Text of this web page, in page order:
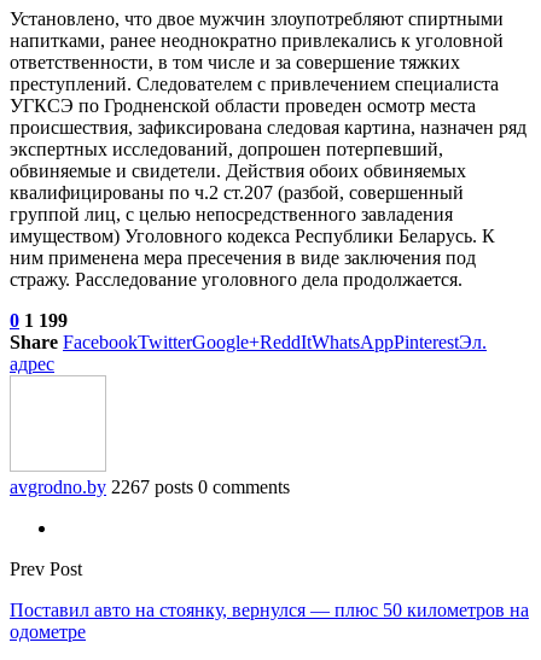
Установлено, что двое мужчин злоупотребляют спиртными
напитками, ранее неоднократно привлекались к уголовной
ответственности, в том числе и за совершение тяжких
преступлений. Следователем с привлечением специалиста
УГКСЭ по Гродненской области проведен осмотр места
происшествия, зафиксирована следовая картина, назначен ряд
экспертных исследований, допрошен потерпевший,
обвиняемые и свидетели. Действия обоих обвиняемых
квалифицированы по ч.2 ст.207 (разбой, совершенный
группой лиц, с целью непосредственного завладения
имуществом) Уголовного кодекса Республики Беларусь. К
ним применена мера пресечения в виде заключения под
стражу. Расследование уголовного дела продолжается.
0 1 199
Share FacebookTwitterGoogle+ReddItWhatsAppPinterestЭл.
адрес
avgrodno.by 2267 posts 0 comments
Prev Post
Поставил авто на стоянку, вернулся — плюс 50 километров на
одометре